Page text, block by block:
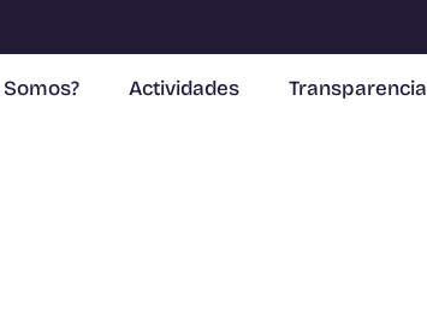
Actividades Transparencia